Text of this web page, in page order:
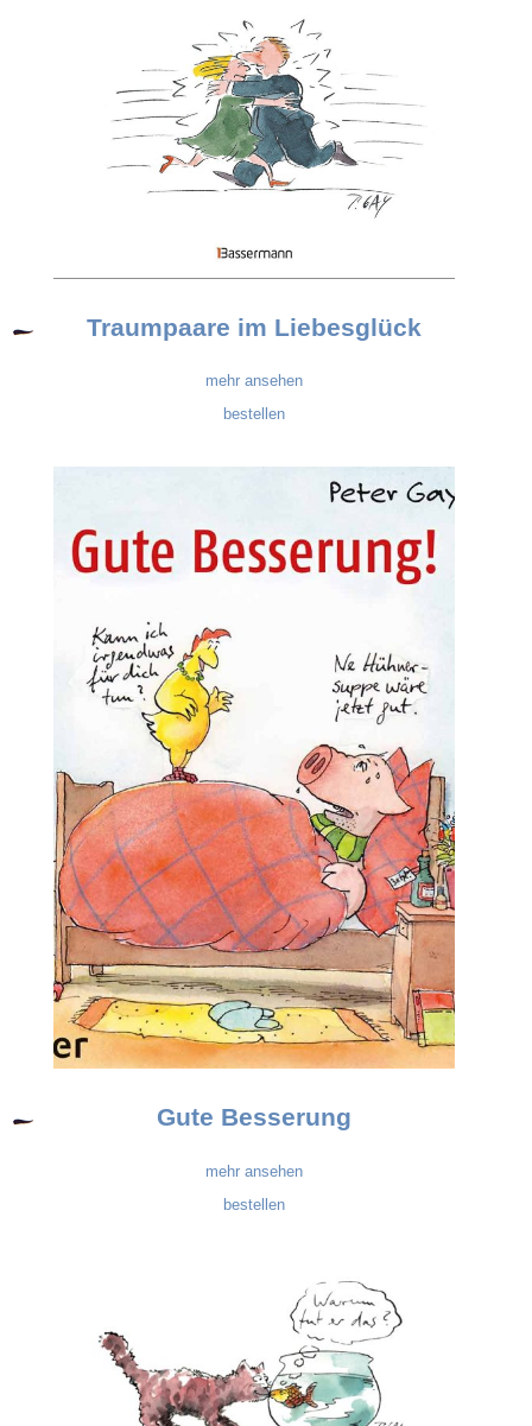
Traumpaare im Liebesglück
mehr ansehen
bestellen
Gute Besserung
mehr ansehen
bestellen